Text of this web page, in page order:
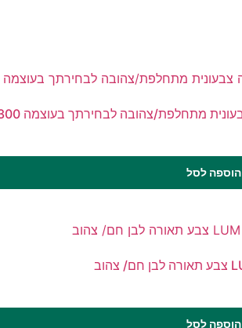
הוספה לסל
הוספה לסל